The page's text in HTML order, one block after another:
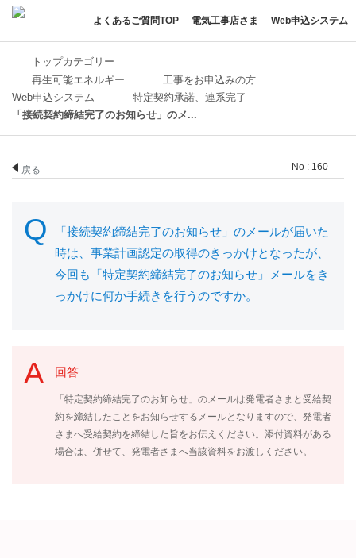
よくあるご質問TOP 電気工事店さま Web申込システム
トップカテゴリー
再生可能エネルギー
工事をお申込みの方
Web申込システム
特定契約承諾、連系完了
「接続契約締結完了のお知らせ」のメ...
戻る No : 160
「接続契約締結完了のお知らせ」のメールが届いた
時は、事業計画認定の取得のきっかけとなったが、
今回も「特定契約締結完了のお知らせ」メールをき
っかけに何か手続きを行うのですか。
回答
「特定契約締結完了のお知らせ」のメールは発電者さまと受給契
約を締結したことをお知らせするメールとなりますので、発電者
さまへ受給契約を締結した旨をお伝えください。添付資料がある
場合は、併せて、発電者さまへ当該資料をお渡しください。